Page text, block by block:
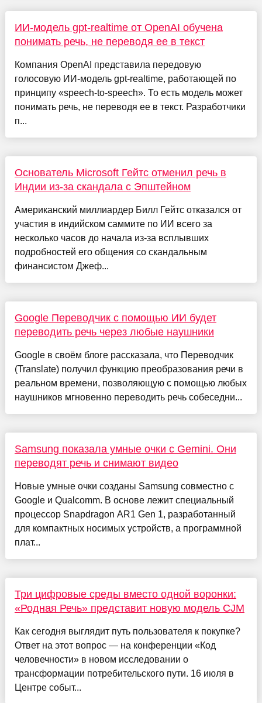
ИИ-модель gpt-realtime от OpenAI обучена
понимать речь, не переводя ее в текст
Компания OpenAI представила передовую
голосовую ИИ-модель gpt-realtime, работающей по
принципу «speech-to-speech». То есть модель может
понимать речь, не переводя ее в текст. Разработчики
п...
Основатель Microsoft Гейтс отменил речь в
Индии из-за скандала с Эпштейном
Американский миллиардер Билл Гейтс отказался от
участия в индийском саммите по ИИ всего за
несколько часов до начала из-за всплывших
подробностей его общения со скандальным
финансистом Джеф...
Google Переводчик с помощью ИИ будет
переводить речь через любые наушники
Google в своём блоге рассказала, что Переводчик
(Translate) получил функцию преобразования речи в
реальном времени, позволяющую с помощью любых
наушников мгновенно переводить речь собеседни...
Samsung показала умные очки с Gemini. Они
переводят речь и снимают видео
Новые умные очки созданы Samsung совместно с
Google и Qualcomm. В основе лежит специальный
процессор Snapdragon AR1 Gen 1, разработанный
для компактных носимых устройств, а программной
плат...
Три цифровые среды вместо одной воронки:
«Родная Речь» представит новую модель CJM
Как сегодня выглядит путь пользователя к покупке?
Ответ на этот вопрос — на конференции «Код
человечности» в новом исследовании о
трансформации потребительского пути. 16 июля в
Центре событ...